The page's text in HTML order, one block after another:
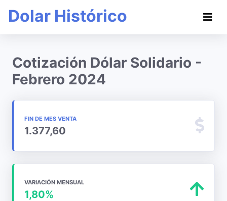
Dolar Histórico
Cotización Dólar Solidario -
Febrero 2024
FIN DE MES VENTA
1.377,60
VARIACIÓN MENSUAL
1,80%